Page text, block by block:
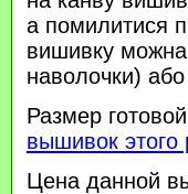
а помилитися
вишивку можна
наволочки)
Размер
вышивок этого
Цена данной